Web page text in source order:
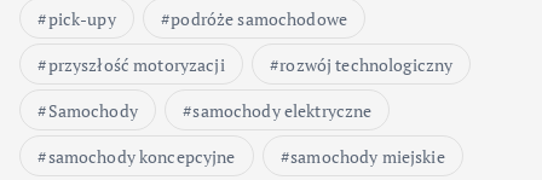
pick-upy
podróże samochodowe
przyszłość motoryzacji
rozwój technologiczny
Samochody
samochody elektryczne
samochody koncepcyjne
samochody miejskie